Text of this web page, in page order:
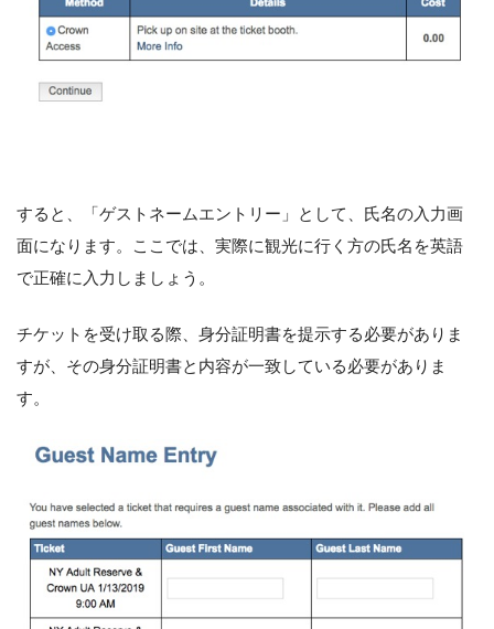
すると、「ゲストネームエントリー」として、氏名の入力画
面になります。ここでは、実際に観光に行く方の氏名を英語
で正確に入力しましょう。
チケットを受け取る際、身分証明書を提示する必要がありま
すが、その身分証明書と内容が一致している必要がありま
す。